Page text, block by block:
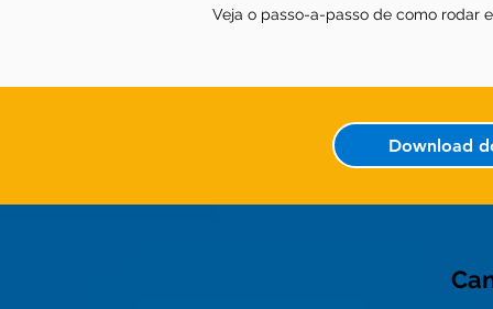
Veja o passo-a-passo de como rodar
Download